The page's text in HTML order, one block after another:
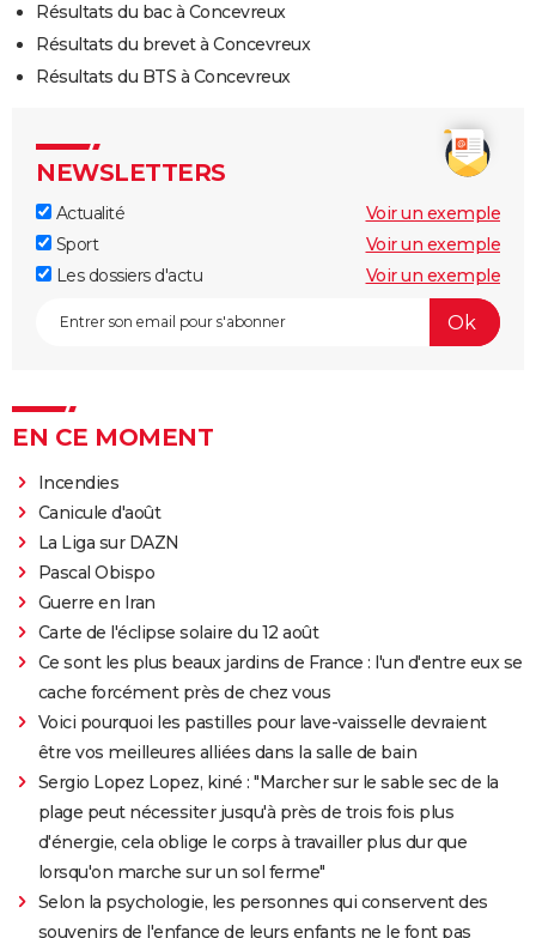
Résultats du bac à Concevreux
Résultats du brevet à Concevreux
Résultats du BTS à Concevreux
NEWSLETTERS
Actualité
Voir un exemple
Sport
Voir un exemple
Les dossiers d'actu
Voir un exemple
EN CE MOMENT
Incendies
Canicule d'août
La Liga sur DAZN
Pascal Obispo
Guerre en Iran
Carte de l'éclipse solaire du 12 août
Ce sont les plus beaux jardins de France : l'un d'entre eux se
cache forcément près de chez vous
Voici pourquoi les pastilles pour lave-vaisselle devraient
être vos meilleures alliées dans la salle de bain
Sergio Lopez Lopez, kiné : "Marcher sur le sable sec de la
plage peut nécessiter jusqu'à près de trois fois plus
d'énergie, cela oblige le corps à travailler plus dur que
lorsqu'on marche sur un sol ferme"
Selon la psychologie, les personnes qui conservent des
souvenirs de l'enfance de leurs enfants ne le font pas